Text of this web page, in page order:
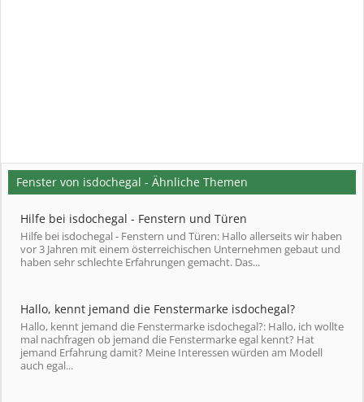
Fenster von isdochegal - Ähnliche Themen
Hilfe bei isdochegal - Fenstern und Türen
Hilfe bei isdochegal - Fenstern und Türen: Hallo allerseits wir haben
vor 3 Jahren mit einem österreichischen Unternehmen gebaut und
haben sehr schlechte Erfahrungen gemacht. Das...
Hallo, kennt jemand die Fenstermarke isdochegal?
Hallo, kennt jemand die Fenstermarke isdochegal?: Hallo, ich wollte
mal nachfragen ob jemand die Fenstermarke egal kennt? Hat
jemand Erfahrung damit? Meine Interessen würden am Modell
auch egal...